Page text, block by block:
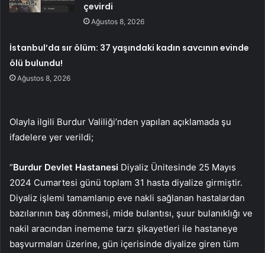
çevirdi
Ağustos 8, 2026
İstanbul’da sır ölüm: 37 yaşındaki kadın savcının evinde
ölü bulundu!
Ağustos 8, 2026
Olayla ilgili Burdur Valiliği’nden yapılan açıklamada şu
ifadelere yer verildi;
“Burdur Devlet Hastanesi Diyaliz Ünitesinde 25 Mayıs
2024 Cumartesi günü toplam 31 hasta diyalize girmiştir.
Diyaliz işlemi tamamlanıp eve nakli sağlanan hastalardan
bazılarının baş dönmesi, mide bulantısı, şuur bulanıklığı ve
nakil aracından inememe tarzı şikayetleri ile hastaneye
başvurmaları üzerine, gün içerisinde diyalize giren tüm